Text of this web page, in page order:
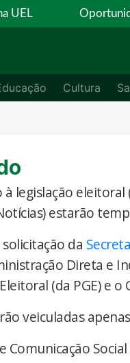
UEL
Cultura
legislação eleitoral
estarão
da
Direta e
(da PGE) e
veiculadas
Comunicação Social